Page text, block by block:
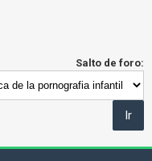
Salto de foro: